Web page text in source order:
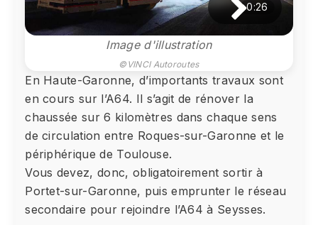
0:26
Image d'illustration
©VINCI Autoroutes
En Haute-Garonne, d’importants travaux sont
en cours sur l’A64. Il s’agit de rénover la
chaussée sur 6 kilomètres dans chaque sens
de circulation entre Roques-sur-Garonne et le
périphérique de Toulouse.
Vous devez, donc, obligatoirement sortir à
Portet-sur-Garonne, puis emprunter le réseau
secondaire pour rejoindre l’A64 à Seysses.